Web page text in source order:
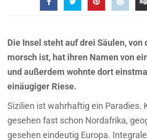
Die Insel steht auf drei Säulen, von
morsch ist, hat ihren Namen von
und außerdem wohnte dort
einäugiger Riese.
Sizilien ist wahrhaftig ein Paradies.
gesehen fast schon Nordafrika,
gesehen eindeutig Europa.